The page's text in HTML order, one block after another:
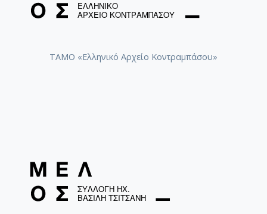
Φιδετζής, Βύρων
Λογιάδης, Μίλτος
ΤΑΜΟ «Ελληνικό Αρχείο Κοντραμπάσου»